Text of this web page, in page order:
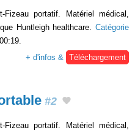
Fizeau portatif. Matériel médical,
Huntleigh healthcare. Catégorie
+ d'infos & Téléchargement
#2
portatif. Matériel médical,